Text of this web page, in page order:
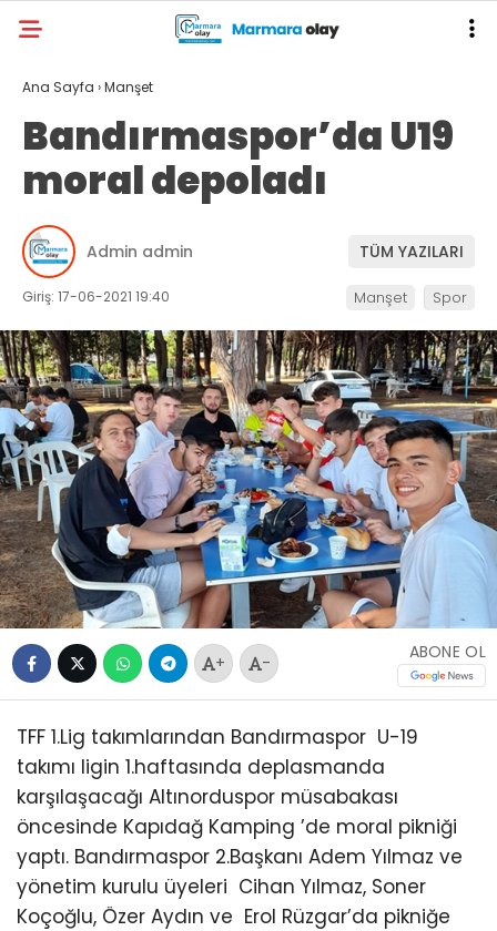
Ana Sayfa ›Manşet
Bandırmaspor’da U19
moral depoladı
Admin admin TÜM YAZILARI
Giriş: 17-06-2021 19:40 Manşet Spor
+ -
ABONE OL
TFF 1.Lig takımlarından Bandırmaspor U-19
takımı ligin 1.haftasında deplasmanda
karşılaşacağı Altınorduspor müsabakası
öncesinde Kapıdağ Kamping ’de moral pikniği
yaptı. Bandırmaspor 2.Başkanı Adem Yılmaz ve
yönetim kurulu üyeleri Cihan Yılmaz, Soner
Koçoğlu, Özer Aydın ve Erol Rüzgar’da pikniğe